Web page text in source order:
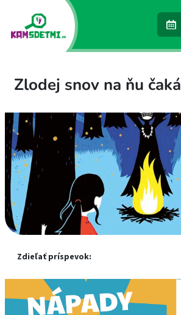
Zlodej snov na ňu čaká
Zdieľať príspevok: